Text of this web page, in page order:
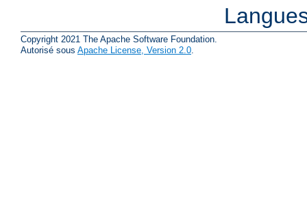
Copyright 2021 The Apache Software Foundation.
Autorisé sous Apache License, Version 2.0